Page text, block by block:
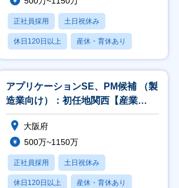
正社員採用 土日祝休み
休日120日以上 産休・育休あり
月残業20時間以内
アプリケーションSE、PM候補 （製
造業向け）：初任地関西【産業
_12】
大阪府
500万~1150万
正社員採用 土日祝休み
休日120日以上 産休・育休あり